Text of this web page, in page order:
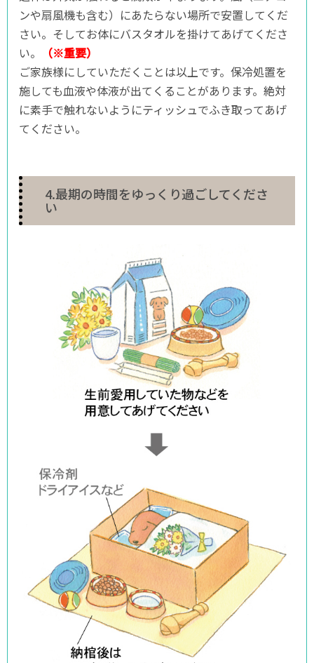
ンや扇風機も含む）にあたらない場所で安置してくだ
さい。そしてお体にバスタオルを掛けてあげてくださ
い。
（※重要）
ご家族様にしていただくことは以上です。保冷処置を
施しても血液や体液が出てくることがあります。絶対
に素手で触れないようにティッシュでふき取ってあげ
てください。
4.最期の時間をゆっくり過ごしてくださ
い